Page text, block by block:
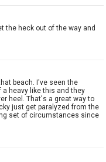
the heck out of the way and
beach. I've seen the
heavy like this and they
heel. That's a great way to
just get paralyzed from the
set of circumstances since